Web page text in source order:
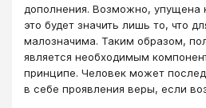
дополнения. Возможно, упущена
это будет значить лишь то, что
малозначима. Таким образом,
является необходимым
принципе. Человек может
в себе проявления веры, если